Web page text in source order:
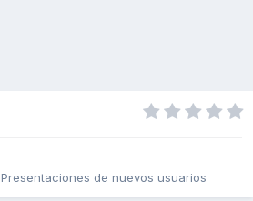
Presentaciones de nuevos usuarios